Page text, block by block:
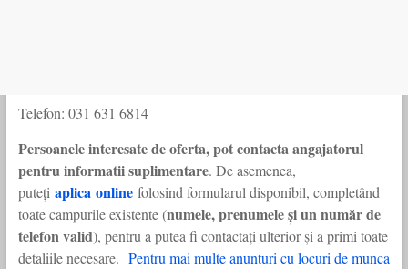
Telefon: 031 631 6814
Persoanele interesate de oferta, pot contacta angajatorul
pentru informatii suplimentare. De asemenea,
puteți aplica onlinefolosind formularul disponibil, completând
toate campurile existente (numele, prenumele și un număr de
telefon valid), pentru a putea fi contactați ulterior și a primi toate
detaliile necesare. Pentru mai multe anunturi cu locuri de munca